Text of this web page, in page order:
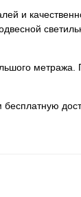
и
бесплатную